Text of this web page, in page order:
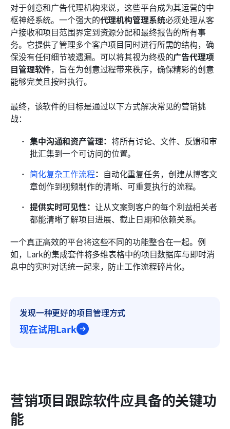
对于创意和广告代理机构来说，这些平台成为其运营的中
枢神经系统。一个强大的代理机构管理系统必须处理从客
户接收和项目范围界定到资源分配和最终报告的所有事
务。它提供了管理多个客户项目同时进行所需的结构，确
保没有任何细节被遗漏。可以将其视为终极的广告代理项
目管理软件，旨在为创意过程带来秩序，确保精彩的创意
能够完美且按时执行。
最终，该软件的目标是通过以下方式解决常见的营销挑
战：
集中沟通和资产管理： 将所有讨论、文件、反馈和审
批汇集到一个可访问的位置。
简化复杂工作流程： 自动化重复任务，创建从博客文
章创作到视频制作的清晰、可重复执行的流程。
提供实时可见性： 让从文案到客户的每个利益相关者
都能清晰了解项目进展、截止日期和依赖关系。
一个真正高效的平台将这些不同的功能整合在一起。例
如，Lark的集成套件将多维表格中的项目数据库与即时消
息中的实时对话统一起来，防止工作流程碎片化。
发现一种更好的项目管理方式
现在试用Lark
营销项目跟踪软件应具备的关键功
能